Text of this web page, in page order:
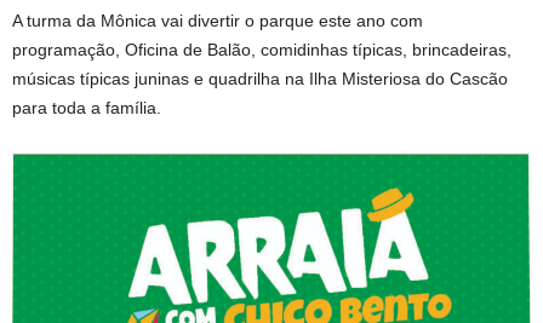
A turma da Mônica vai divertir o parque este ano com
programação, Oficina de Balão, comidinhas típicas, brincadeiras,
músicas típicas juninas e quadrilha na Ilha Misteriosa do Cascão
para toda a família.